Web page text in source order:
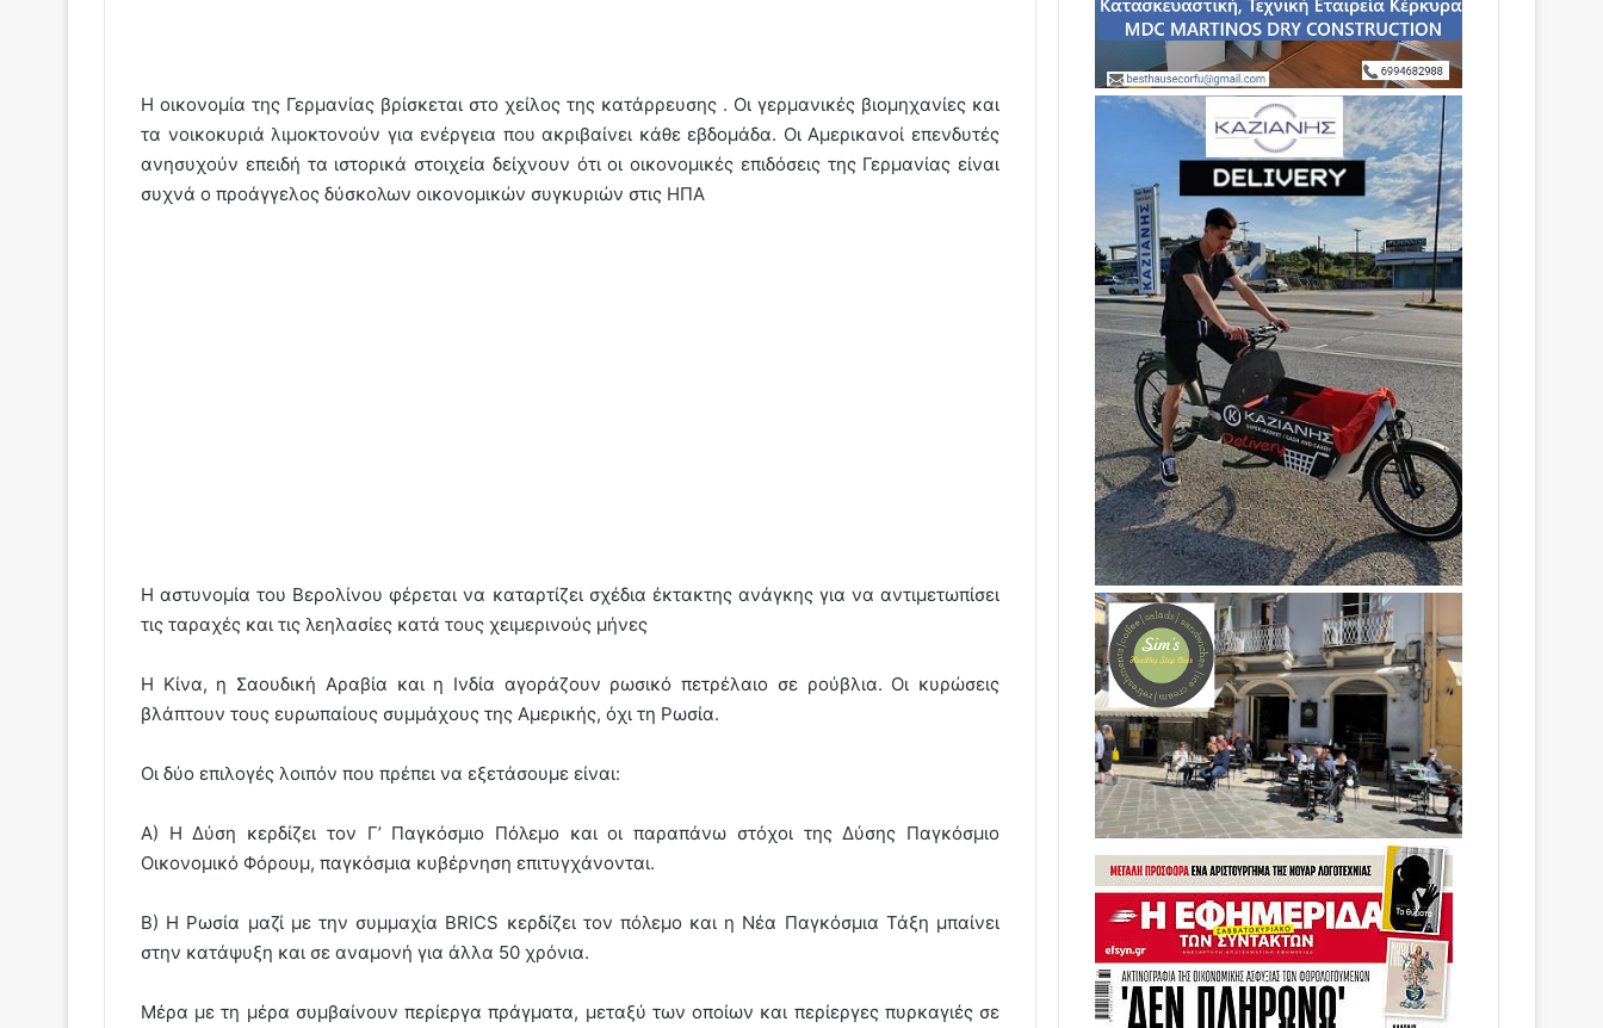
Η οικονομία της Γερμανίας βρίσκεται στο χείλος της κατάρρευσης . Οι γερμανικές βιομηχανίες και
τα νοικοκυριά λιμοκτονούν για ενέργεια που ακριβαίνει κάθε εβδομάδα. Οι Αμερικανοί επενδυτές
ανησυχούν επειδή τα ιστορικά στοιχεία δείχνουν ότι οι οικονομικές επιδόσεις της Γερμανίας είναι
συχνά ο προάγγελος δύσκολων οικονομικών συγκυριών στις ΗΠΑ
Η αστυνομία του Βερολίνου φέρεται να καταρτίζει σχέδια έκτακτης ανάγκης για να αντιμετωπίσει
τις ταραχές και τις λεηλασίες κατά τους χειμερινούς μήνες
Η Κίνα, η Σαουδική Αραβία και η Ινδία αγοράζουν ρωσικό πετρέλαιο σε ρούβλια. Οι κυρώσεις
βλάπτουν τους ευρωπαίους συμμάχους της Αμερικής, όχι τη Ρωσία.
Οι δύο επιλογές λοιπόν που πρέπει να εξετάσουμε είναι:
Α) Η Δύση κερδίζει τον Γ’ Παγκόσμιο Πόλεμο και οι παραπάνω στόχοι της Δύσης Παγκόσμιο
Οικονομικό Φόρουμ, παγκόσμια κυβέρνηση επιτυγχάνονται.
Β) Η Ρωσία μαζί με την συμμαχία BRICS κερδίζει τον πόλεμο και η Νέα Παγκόσμια Τάξη μπαίνει
στην κατάψυξη και σε αναμονή για άλλα 50 χρόνια.
Μέρα με τη μέρα συμβαίνουν περίεργα πράγματα, μεταξύ των οποίων και περίεργες πυρκαγιές σε